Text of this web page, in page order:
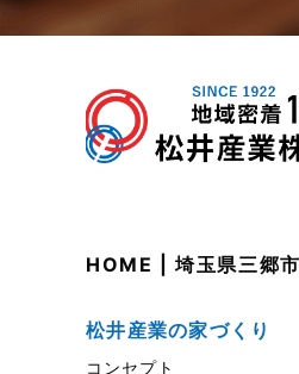
注文住宅施工事例
物件検索
物件特集
貸倉庫・その他
貸倉庫活用事例
2023年3月
2023年2月
2023年1月
2022年10月
2022年9月
HOME | 埼玉県三郷
松井産業の家づくり
コンセプト